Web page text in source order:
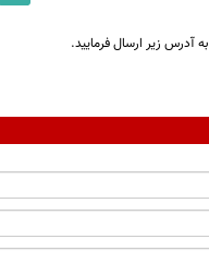
آدرس زیر ارسال فرمایید.